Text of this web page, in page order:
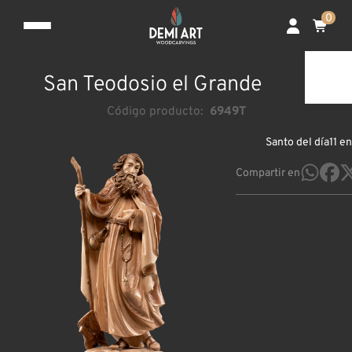
0
San Teodosio el Grande
Código producto: 6949T
Santo del día11
Compartir en